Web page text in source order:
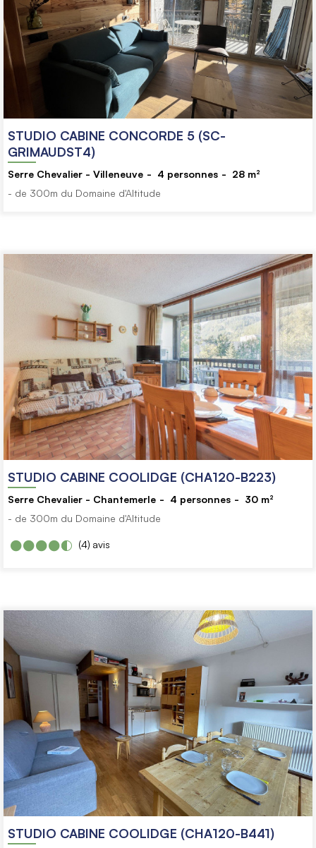
STUDIO CABINE CONCORDE 5 (SC-
GRIMAUDST4)
Serre Chevalier - Villeneuve 4 personnes 28 m²
- de 300m du Domaine d'Altitude
STUDIO CABINE COOLIDGE (CHA120-B223)
Serre Chevalier - Chantemerle 4 personnes 30 m²
- de 300m du Domaine d'Altitude
avis
(4)
STUDIO CABINE COOLIDGE (CHA120-B441)